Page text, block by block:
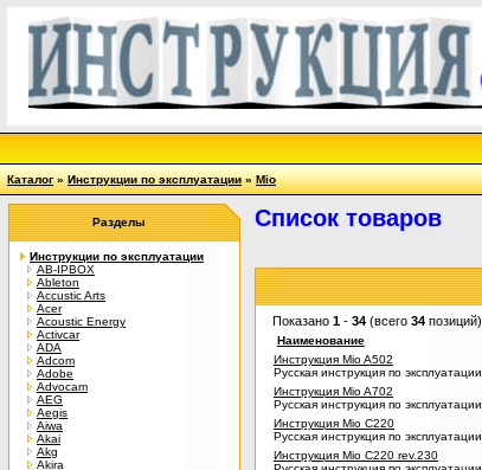
Каталог»Инструкции по эксплуатации»Mio
Разделы
Инструкции по эксплуатации
AB-IPBOX
Ableton
Accustic Arts
Acer
Acoustic Energy
Activcar
ADA
Adcom
Adobe
Advocam
AEG
Aegis
Aiwa
Akai
Akg
Akira
Список товаров
Показано 1 - 34 (всего 34 позиций)
Наименование
Инструкция Mio A502
Русская инструкция по эксплуатации
Инструкция Mio A702
Русская инструкция по эксплуатации
Инструкция Mio C220
Русская инструкция по эксплуатации
Инструкция Mio C220 rev.230